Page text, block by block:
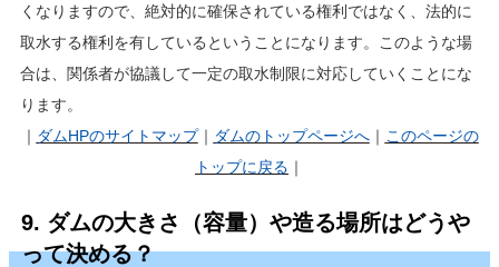
くなりますので、絶対的に確保されている権利ではなく、法的に
取水する権利を有しているということになります。このような場
合は、関係者が協議して一定の取水制限に対応していくことにな
ります。
｜ ダムHPのサイトマップ｜ ダムのトップページへ｜ このページの
トップに戻る ｜
9. ダムの大きさ（容量）や造る場所はどうや
って決める？